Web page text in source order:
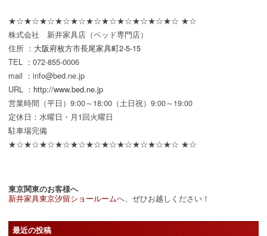
★☆★☆★☆★☆★☆★☆★☆★☆★☆★☆★☆ ★☆
株式会社 新井家具店（ベッド専門店）
住所 ： 大阪府枚方市長尾家具町2-5-15
TEL ：072-855-0006
mail ：info@bed.ne.jp
URL ： http://www.bed.ne.jp
営業時間（平日）9:00～18:00（土日祝）9:00～19:00
定休日：水曜日・月1回火曜日
駐車場完備
★☆★☆★☆★☆★☆★☆★☆★☆★☆★☆★☆ ★☆
東京関東のお客様へ
新井家具東京汐留ショールームへ、ぜひお越しください！
最近の投稿